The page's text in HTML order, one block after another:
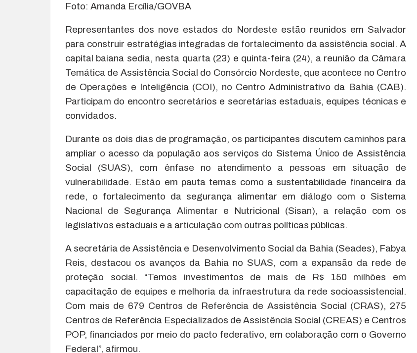
Foto: Amanda Ercília/GOVBA
Representantes dos nove estados do Nordeste estão reunidos em Salvador
para construir estratégias integradas de fortalecimento da assistência social. A
capital baiana sedia, nesta quarta (23) e quinta-feira (24), a reunião da Câmara
Temática de Assistência Social do Consórcio Nordeste, que acontece no Centro
de Operações e Inteligência (COI), no Centro Administrativo da Bahia (CAB).
Participam do encontro secretários e secretárias estaduais, equipes técnicas e
convidados.
Durante os dois dias de programação, os participantes discutem caminhos para
ampliar o acesso da população aos serviços do Sistema Único de Assistência
Social (SUAS), com ênfase no atendimento a pessoas em situação de
vulnerabilidade. Estão em pauta temas como a sustentabilidade financeira da
rede, o fortalecimento da segurança alimentar em diálogo com o Sistema
Nacional de Segurança Alimentar e Nutricional (Sisan), a relação com os
legislativos estaduais e a articulação com outras políticas públicas.
A secretária de Assistência e Desenvolvimento Social da Bahia (Seades), Fabya
Reis, destacou os avanços da Bahia no SUAS, com a expansão da rede de
proteção social. “Temos investimentos de mais de R$ 150 milhões em
capacitação de equipes e melhoria da infraestrutura da rede socioassistencial.
Com mais de 679 Centros de Referência de Assistência Social (CRAS), 275
Centros de Referência Especializados de Assistência Social (CREAS) e Centros
POP, financiados por meio do pacto federativo, em colaboração com o Governo
Federal”, afirmou.